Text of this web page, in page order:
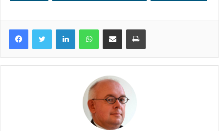
FacebookTwitter LinkedinWhatsApp
Partagez par mail Imprimez